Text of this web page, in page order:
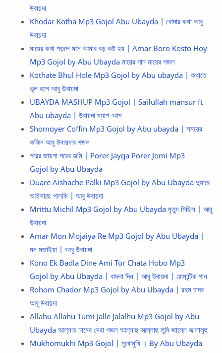
উবায়দা
Khodar Kotha Mp3 Gojol Abu Ubayda | খোদার কথা আবু
উবায়দা
মায়ের কথা পড়লে মনে আমার বড় কষ্ট হয় | Amar Boro Kosto Hoy
Mp3 Gojol by Abu Ubayda মায়ের গান মায়ের গজল
Kothate Bhul Hole Mp3 Gojol by Abu ubayda | কথাতে
ভুল হলে আবু উবায়দা
UBAYDA MASHUP Mp3 Gojol | Saifullah mansur ft
Abu ubayda | উবায়দা ম্যাশ-আপ
Shomoyer Coffin Mp3 Gojol by Abu ubayda | সময়ের
কফিন আবু উবায়দার গজল
পরের জায়গা পরের জমি | Porer Jayga Porer Jomi Mp3
Gojol by Abu Ubayda
Duare Aishache Palki Mp3 Gojol by Abu Ubayda দুয়ারে
আইসাছে পালকি | আবু উবায়দা
Mrittu Michil Mp3 Gojol by Abu Ubayda মৃত্যু মিছিল | আবু
উবায়দা
Amar Mon Mojaiya Re Mp3 Gojol by Abu Ubayda |
মন মজাইয়া | আবু উবায়দা
Kono Ek Badla Dine Ami Tor Chata Hobo Mp3
Gojol by Abu Ubayda | বাদলা দিন | আবু উবায়দা | রোমান্টিক গান
Rohom Chador Mp3 Gojol by Abu Ubayda | রহম চাদর
আবু উবায়দা
Allahu Allahu Tumi Jalle Jalalhu Mp3 Gojol by Abu
Ubayda আল্লাহ নামের সেরা গজল আল্লাহু আল্লাহু তুমি জাল্লে জালালুহু
Mukhomukhi Mp3 Gojol | মুখোমুখি । By Abu Ubayda